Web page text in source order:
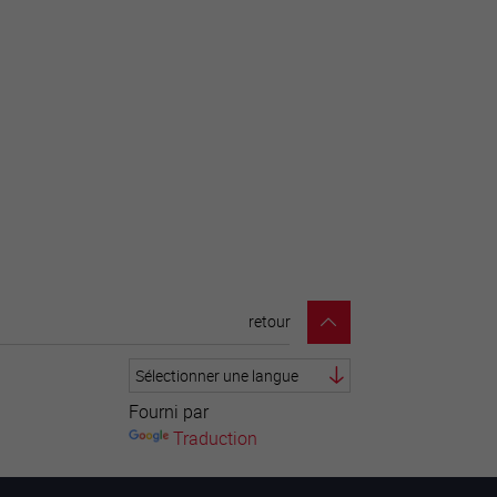
Fourni par
Traduction
retour